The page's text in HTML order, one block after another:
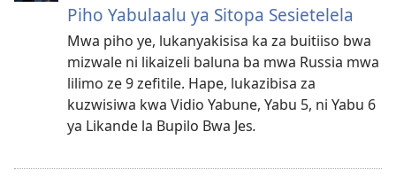
Piho Yabulaalu ya Sitopa Sesietelela
Mwa piho ye, lukanyakisisa ka za buitiiso bwa
mizwale ni likaizeli baluna ba mwa Russia mwa
lilimo ze 9 zefitile. Hape, lukazibisa za
kuzwisiwa kwa Vidio Yabune, Yabu 5, ni Yabu 6
ya Likande la Bupilo Bwa Jes.